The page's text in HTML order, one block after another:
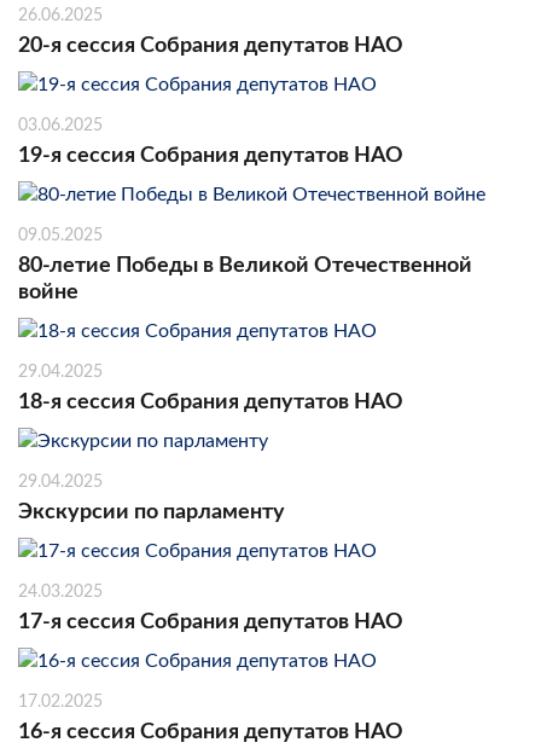
26.06.2025
20-я сессия Собрания депутатов НАО
03.06.2025
19-я сессия Собрания депутатов НАО
09.05.2025
80-летие Победы в Великой Отечественной
войне
29.04.2025
18-я сессия Собрания депутатов НАО
29.04.2025
Экскурсии по парламенту
24.03.2025
17-я сессия Собрания депутатов НАО
17.02.2025
16-я сессия Собрания депутатов НАО